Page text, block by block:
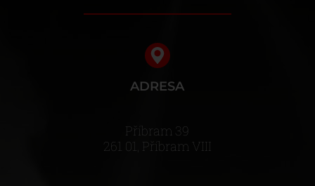
ADRESA
Příbram 39
261 01, Příbram VIII